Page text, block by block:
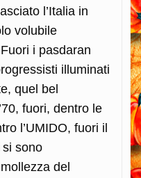
l’Italia in
volubile
i pasdaran
illuminati
quel bel
fuori, dentro le
l’UMIDO, fuori il
sono
del